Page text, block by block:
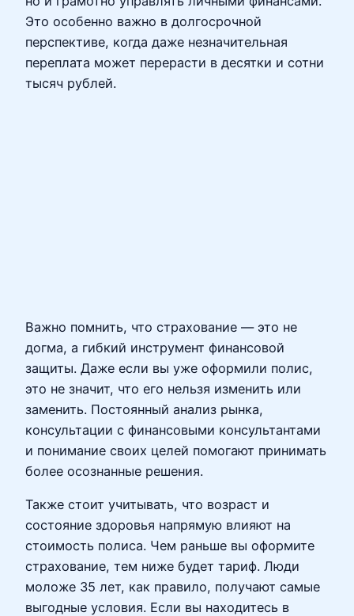
Это особенно важно в долгосрочной
перспективе, когда даже незначительная
переплата может перерасти в десятки и сотни
тысяч рублей.
Важно помнить, что страхование — это не
догма, а гибкий инструмент финансовой
защиты. Даже если вы уже оформили полис,
это не значит, что его нельзя изменить или
заменить. Постоянный анализ рынка,
консультации с финансовыми консультантами
и понимание своих целей помогают принимать
более осознанные решения.
Также стоит учитывать, что возраст и
состояние здоровья напрямую влияют на
стоимость полиса. Чем раньше вы оформите
страхование, тем ниже будет тариф. Люди
моложе 35 лет, как правило, получают самые
выгодные условия. Если вы находитесь в